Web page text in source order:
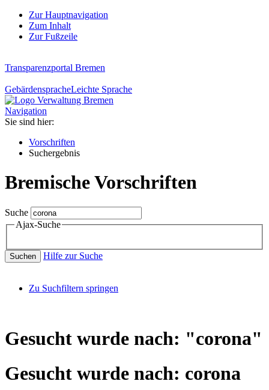
Zur Hauptnavigation
Zum Inhalt
Zur Fußzeile
Transparenzportal Bremen
GebärdenspracheLeichte Sprache
Navigation
Sie sind hier:
Vorschriften
Suchergebnis
Bremische Vorschriften
Suche
Ajax-Suche
Suchen Hilfe zur Suche
Zu Suchfiltern springen
Gesucht wurde nach: "corona"
Gesucht wurde nach: corona